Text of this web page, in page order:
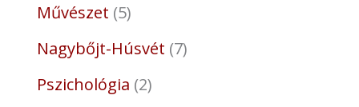
Művészet 5
Nagybőjt-Húsvét 7
Pszichológia 2